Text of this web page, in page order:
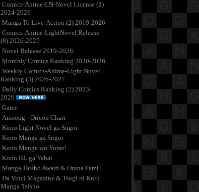
Comics-Anime-LN-Novel License (2)
2024-2026
Manga To Live-Action (2) 2019-2026
Comics-Anime-LightNovel Release
(8) 2026-2027
Novel Release 2019-2026
Monthly Comics Ranking 2020-2026
Weekly Comics-Anime-Light Novel
Ranking (3) 2026-2027
Daily Comics Ranking (2) 2023-
2026
Game
Anisong - Oricon Chart
Kono Light Novel ga Sugoi
Kono Manga ga Sugoi
Kono Manga wo Yome!
Kono BL ga Yabai
Manga Taisho Award & Otona Fami
Da Vinci Magazine & Tsugi ni Kuru
Manga Taisho